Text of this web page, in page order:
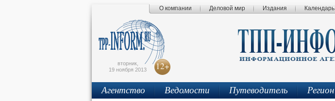
О компании Деловой мир Издания Календарь
вторник,
19 ноября 2013
12+
Агентство Ведомости Путеводитель Регион